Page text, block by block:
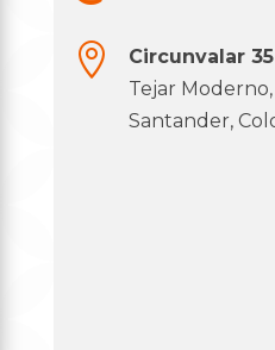

Circunvalar
Tejar
Santander,